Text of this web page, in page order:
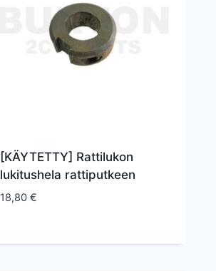
[KÄYTETTY] Rattilukon
lukitushela rattiputkeen
18,80 €